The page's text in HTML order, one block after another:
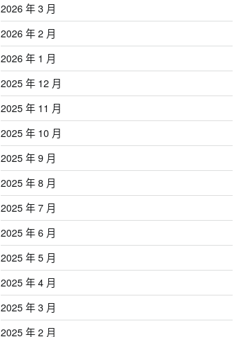
2026 年 3 月
2026 年 2 月
2026 年 1 月
2025 年 12 月
2025 年 11 月
2025 年 10 月
2025 年 9 月
2025 年 8 月
2025 年 7 月
2025 年 6 月
2025 年 5 月
2025 年 4 月
2025 年 3 月
2025 年 2 月